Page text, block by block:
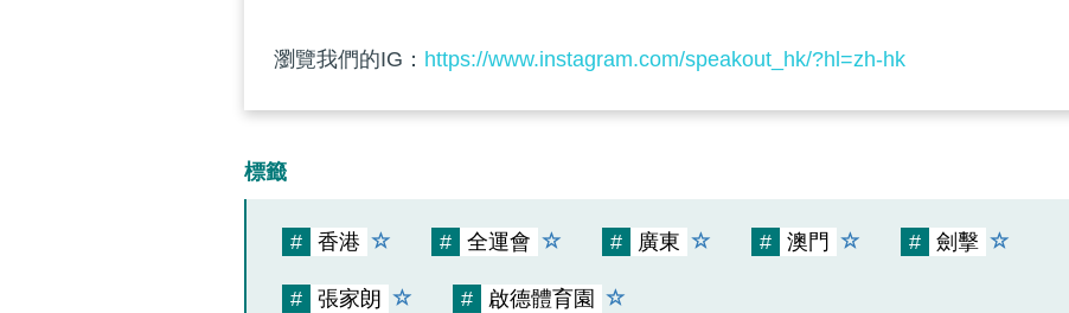
瀏覽我們的IG： https://www.instagram.com/speakout_hk/?hl=zh-hk
標籤
# 香港 # 全運會 # 廣東 # 澳門 # 劍擊
# 張家朗 # 啟德體育園